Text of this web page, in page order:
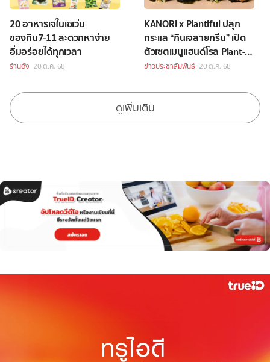
20 อาหารเจในเซเว่น
ของกิน7-11 สะดวกหาง่าย
อิ่มอร่อยได้ทุกเวลา
ร้านดัง 20 ต.ค. 68
KANORI x Plantiful ปลุก
กระแส “กินเจสายกรีน” เปิด
ตัวเซตเมนูแฮนด์โรล Plant-
Based ต้อนรับเทศกาลกินเจ
ข่าวประชาสัมพันธ์ 20 ต.ค. 68
ดูเพิ่มเติม